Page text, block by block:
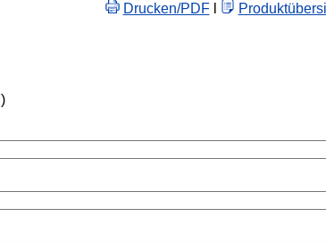
Drucken/PDFl